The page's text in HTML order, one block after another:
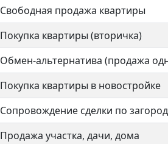
Свободная продажа квартиры
Покупка квартиры (вторичка)
Обмен-альтернатива (продажа
Покупка квартиры в новостройке
Сопровождение сделки по
Продажа участка, дачи, дома
Алма-Атинская
1 комнат
42 кв.м.